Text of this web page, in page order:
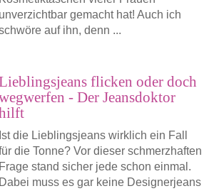
unverzichtbar gemacht hat! Auch ich
auf ihn, denn ...
flicken oder doch
- Der Jeansdoktor
Ist die Lieblingsjeans wirklich ein Fall
die Tonne? Vor dieser schmerzhaften
Frage stand sicher jede schon einmal.
Dabei muss es gar keine Designerjeans